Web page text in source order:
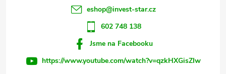
eshop@invest-star.cz
602 748 138
Jsme na Facebooku
https://www.youtube.com/watch?v=qzkHXGisZIw